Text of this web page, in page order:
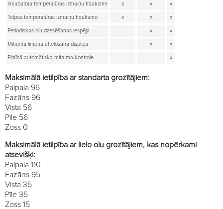
Inkubatora temperatūras izmaiņu trauksme x x x
Telpas temperatūras izmaiņu trauksme x x x
Periodiskas olu dzesēšanas iespēja x x
Mitruma līmeņa attēlošana displejā x x
Pilnībā automātiska mitruma kontrole x
Maksimālā ietilpība ar standarta grozītājiem:
Paipala 96
Fazāns 96
Vista 56
Pīle 56
Zoss 0
Maksimālā ietilpība ar lielo olu grozītājiem, kas nopērkami
atsevišķi:
Paipala 110
Fazāns 95
Vista 35
Pīle 35
Zoss 15